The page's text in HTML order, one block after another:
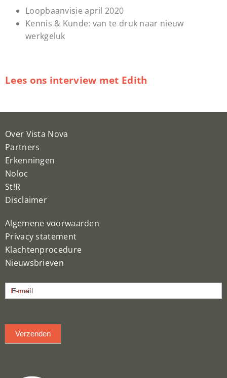
Loopbaanvisie april 2020
Kennis & Kunde: van te druk naar nieuw
werkgeluk
Lees ons interview met Edith
Over Vista Nova
Partners
Erkenningen
Noloc
St!R
Disclaimer
Algemene voorwaarden
Privacy statement
Klachtenprocedure
Nieuwsbrieven
inschrijven
E-mail
Verzenden